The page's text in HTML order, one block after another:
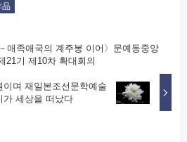
品
애족애국의 계주봉 이어〉문예동중앙
21기 제10차 확대회의
며 재일본조선문학예술
가 세상을 떠났다